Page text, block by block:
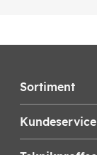
Sortiment
Kundeservice